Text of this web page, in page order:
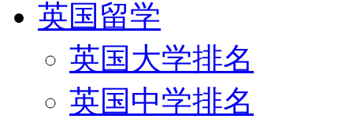
英国留学
英国大学排名
英国中学排名